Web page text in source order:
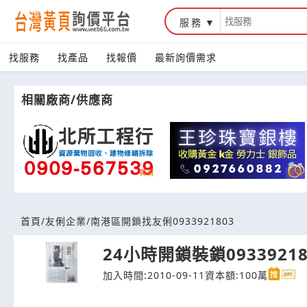
台灣黃頁詢價平台
服務
找服務 找產品 找報價 最新詢價需求
相關廠商/供應商
首頁/友俐企業/南港區開鎖找友俐0933921803
24小時開鎖裝鎖
加入時間:2010-09-11 資本額:100萬